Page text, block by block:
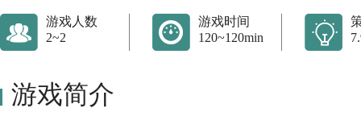
游戏人数
2~2
游戏时间
120~120min
游戏简介